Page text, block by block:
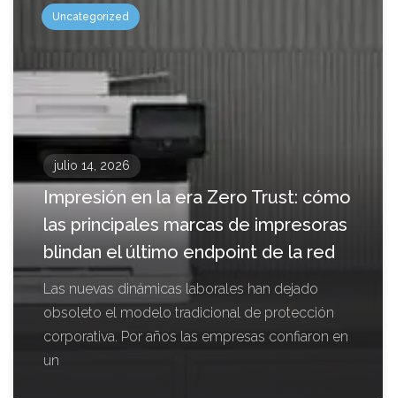
Uncategorized
julio 14, 2026
Impresión en la era Zero Trust: cómo
las principales marcas de impresoras
blindan el último endpoint de la red
Las nuevas dinámicas laborales han dejado
obsoleto el modelo tradicional de protección
corporativa. Por años las empresas confiaron en
un